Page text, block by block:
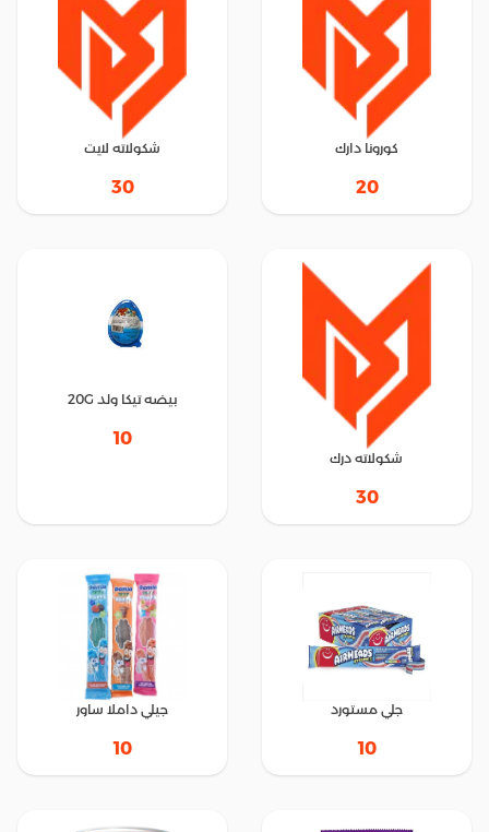
كورونا دارك
20
شكولاته لايت
30
شكولاته درك
30
بيضه تيكا ولد 20G
10
جلي مستورد
10
جيلي داملا ساور
10